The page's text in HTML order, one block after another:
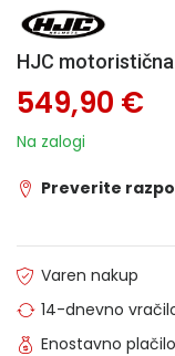
HJC motoristična
549,90 €
Na zalogi
Preverite
Varen nakup
14-dnevno
Enostavno plačilo